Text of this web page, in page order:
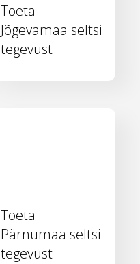
Toeta
Jõgevamaa seltsi
tegevust
Toeta
Pärnumaa seltsi
tegevust